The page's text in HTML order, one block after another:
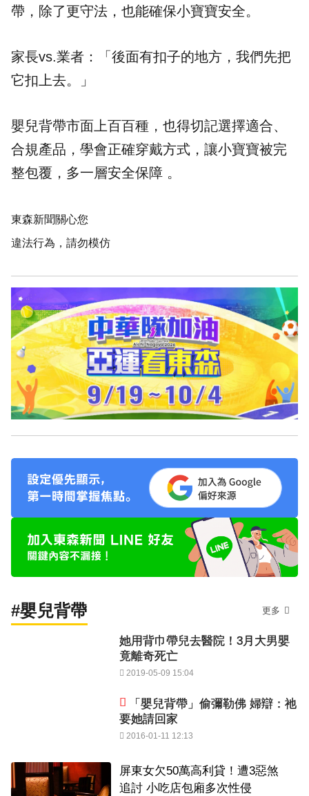
帶，除了更守法，也能確保小寶寶安全。
家長vs.業者：「後面有扣子的地方，我們先把
它扣上去。」
嬰兒背帶市面上百百種，也得切記選擇適合、
合規產品，學會正確穿戴方式，讓小寶寶被完
整包覆，多一層安全保障 。
東森新聞關心您
違法行為，請勿模仿
#嬰兒背帶 更多
她用背巾帶兒去醫院！3月大男嬰
竟離奇死亡
2019-05-09 15:04
「嬰兒背帶」偷彌勒佛 婦辯：祂
要她請回家
2016-01-11 12:13
屏東女欠50萬高利貸！遭3惡煞
追討 小吃店包廂多次性侵